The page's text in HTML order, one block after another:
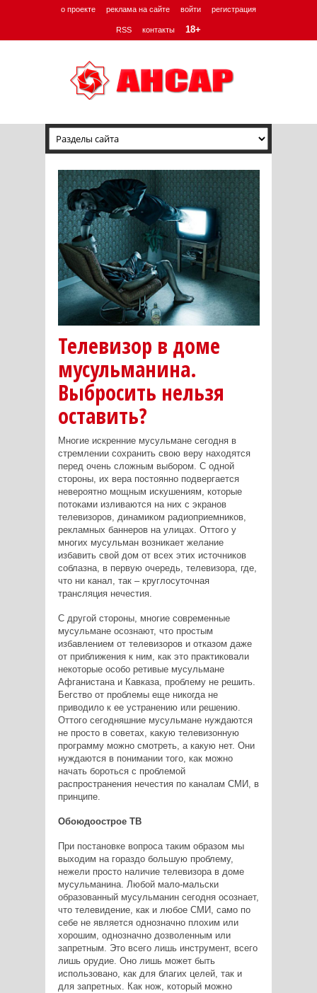
о проекте реклама на сайте войти регистрация
RSS контакты 18+
Телевизор в доме
мусульманина.
Выбросить нельзя
оставить?
Многие искренние мусульмане сегодня в
стремлении сохранить свою веру находятся
перед очень сложным выбором. С одной
стороны, их вера постоянно подвергается
невероятно мощным искушениям, которые
потоками изливаются на них с экранов
телевизоров, динамиком радиоприемников,
рекламных баннеров на улицах. Оттого у
многих мусульман возникает желание
избавить свой дом от всех этих источников
соблазна, в первую очередь, телевизора, где,
что ни канал, так – круглосуточная
трансляция нечестия.
С другой стороны, многие современные
мусульмане осознают, что простым
избавлением от телевизоров и отказом даже
от приближения к ним, как это практиковали
некоторые особо ретивые мусульмане
Афганистана и Кавказа, проблему не решить.
Бегство от проблемы еще никогда не
приводило к ее устранению или решению.
Оттого сегодняшние мусульмане нуждаются
не просто в советах, какую телевизонную
программу можно смотреть, а какую нет. Они
нуждаются в понимании того, как можно
начать бороться с проблемой
распространения нечестия по каналам СМИ, в
принципе.
Обоюдоострое ТВ
При постановке вопроса таким образом мы
выходим на гораздо большую проблему,
нежели просто наличие телевизора в доме
мусульманина. Любой мало-мальски
образованный мусульманин сегодня осознает,
что телевидение, как и любое СМИ, само по
себе не является однозначно плохим или
хорошим, однозначно дозволенным или
запретным. Это всего лишь инструмент, всего
лишь орудие. Оно лишь может быть
использовано, как для благих целей, так и
для запретных. Как нож, который можно